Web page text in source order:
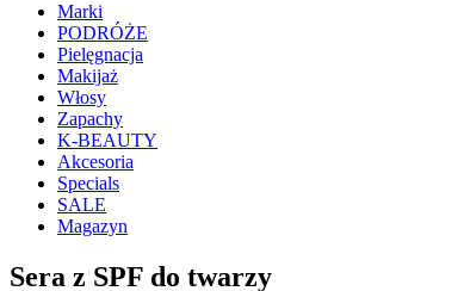
Marki
PODRÓŻE
Pielęgnacja
Makijaż
Włosy
Zapachy
K-BEAUTY
Akcesoria
Specials
SALE
Magazyn
Sera z SPF do twarzy